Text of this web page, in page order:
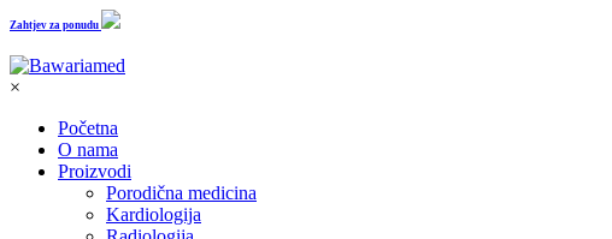
Zahtjev za ponudu
×
Početna
O nama
Proizvodi
Porodična medicina
Kardiologija